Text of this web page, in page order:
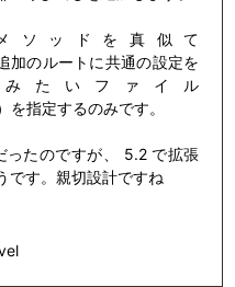
メソッドを真似て
加のルートに共通の設定を
たいファイル
指定するのみです。
ったのですが、 5.2 で拡張
です。親切設計ですね